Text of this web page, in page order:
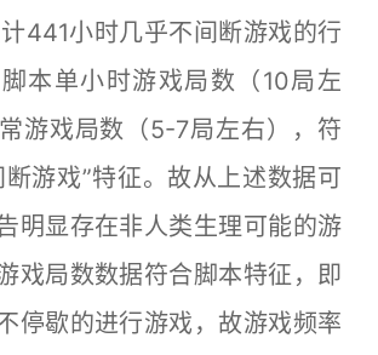
441小时几乎不间断游戏的行
本单小时游戏局数（10局左
游戏局数（5-7局左右），符
断游戏”特征。故从上述数据可
明显存在非人类生理可能的游
戏局数数据符合脚本特征，即
停歇的进行游戏，故游戏频率